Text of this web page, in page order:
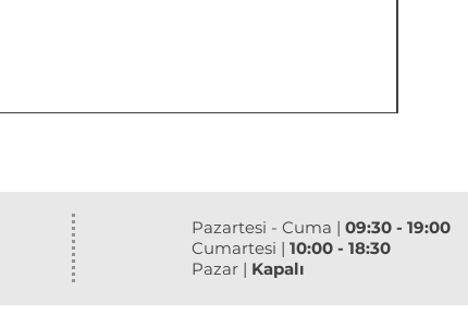
Pazartesi - Cuma | 09:30 - 19:00
Cumartesi | 10:00 - 18:30
Pazar | Kapalı